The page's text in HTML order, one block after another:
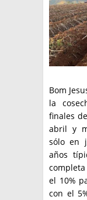
LA
Bom
la
finales
abril y
sólo en
años
el 10%
con el